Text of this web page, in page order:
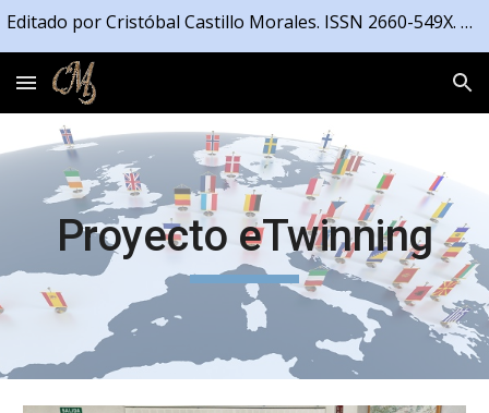
Editado por Cristóbal Castillo Morales. ISSN 2660-549X. Registrado en la Propiedad Intelectual de la Junta de Andalucía número 04/2021/4191
Proyecto eTwinning